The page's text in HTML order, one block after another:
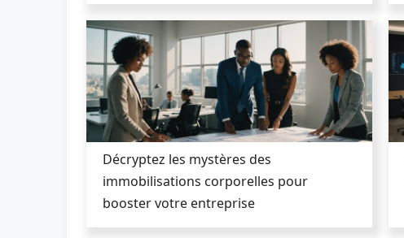
Décryptez les mystères des
immobilisations corporelles pour
booster votre entreprise